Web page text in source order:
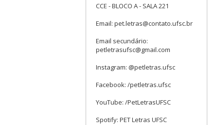
CCE - BLOCO A - SALA 221
Email: pet.letras@contato.ufsc.br
Email secundário:
petletrasufsc@gmail.com
Instagram: @petletras.ufsc
Facebook: /petletras.ufsc
YouTube: /PetLetrasUFSC
Spotify: PET Letras UFSC